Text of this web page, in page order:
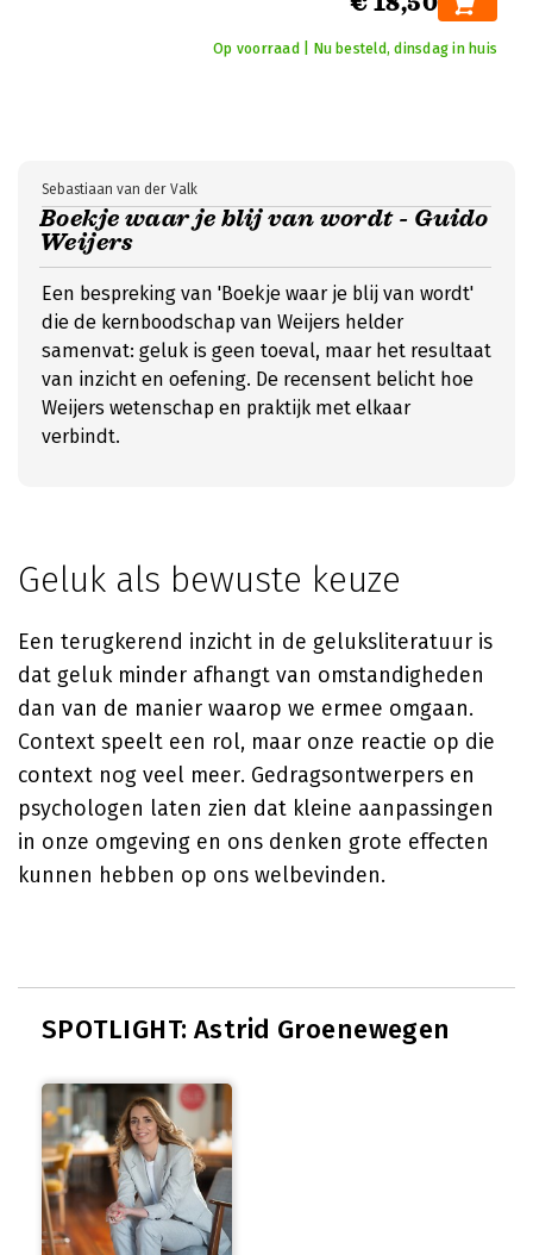
Op voorraad | Nu besteld, dinsdag in huis
Boekje waar je blij van wordt - Guido
Weijers
Sebastiaan van der Valk
Een bespreking van 'Boekje waar je blij van wordt'
die de kernboodschap van Weijers helder
samenvat: geluk is geen toeval, maar het resultaat
van inzicht en oefening. De recensent belicht hoe
Weijers wetenschap en praktijk met elkaar
verbindt.
Geluk als bewuste keuze
Een terugkerend inzicht in de geluksliteratuur is
dat geluk minder afhangt van omstandigheden
dan van de manier waarop we ermee omgaan.
Context speelt een rol, maar onze reactie op die
context nog veel meer. Gedragsontwerpers en
psychologen laten zien dat kleine aanpassingen
in onze omgeving en ons denken grote effecten
kunnen hebben op ons welbevinden.
SPOTLIGHT: Astrid Groenewegen